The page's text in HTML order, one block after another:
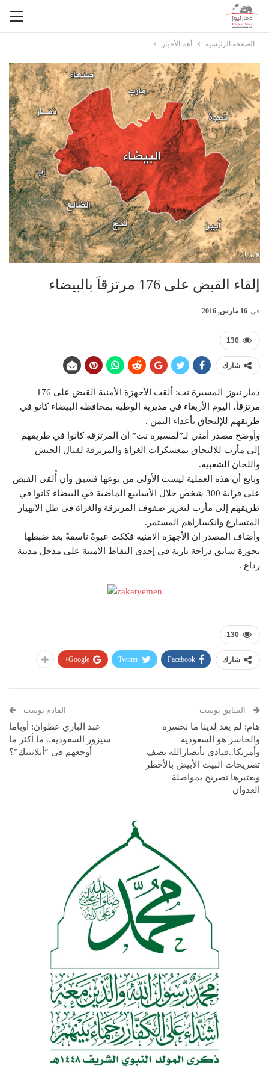
الصفحة الرئيسية أهم الأخبار
إلقاء القبض على 176 مرتزقاً بالبيضاء
في 16 مارس, 2016
130
شارك
ذمار نيوز| المسيرة نت: ألقت الأجهزة الأمنية القبض على 176
مرتزقاً، اليوم الأربعاء في مديرية الوطية بمحافظة البيضاء كانو في
طريقهم للإلتحاق بأعداء اليمن .
وأوضح مصدر أمني لـ”لمسيرة نت” أن المرتزقة كانوا في طريقهم
إلى مأرب للالتحاق بمعسكرات الغزاة والمرتزقة لقتال الجيش
واللجان الشعبية.
وتابع أن هذه العملية ليست الأولى من نوعها فسبق وأن أُلقى القبض
على قرابة 300 شخص خلال الأسابيع الماضية في البيضاء كانوا في
طريقهم إلى مأرب لتعزيز صفوف المرتزقة والغزاة في ظل الانهيار
المتسارع وانكساراهم المستمر.
وأضاف المصدر إن الأجهزة الامنية فككت عبوةً ناسفةً بعد ضبطها
بحوزة سائق دراجة نارية في إحدى النقاط الأمنية على مدخل مدينة
رداع .
130
شارك Facebook
Twitter
Google+
السابق بوست
هام: لم يعد لدينا ما نخسره
والخاسر هو السعودية
وأمريكا..قيادي بأنصارالله يصف
تصريحات البيت الأبيض بالأخطر
ويعتبرها تصريح بمواصلة
العدوان
القادم بوست
عبد الباري عطوان: أوباما
سيزور السعودية.. ما أكثر ما
أوجعهم في “أتلانتيك”؟